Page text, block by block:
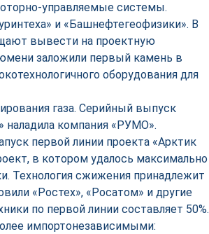
управляемые системы.
и «Башнефтегеофизики». В
вывести на проектную
заложили первый камень в
оборудования для
газа. Серийный выпуск
наладила компания «РУМО».
первой линии проекта «Арктик
в котором удалось максимально
Технология сжижения принадлежит
«Ростех», «Росатом» и другие
по первой линии составляет 50%.
импортонезависимыми: